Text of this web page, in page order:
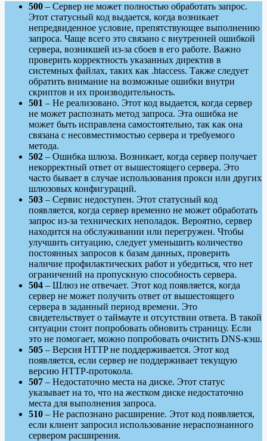
500 – Сервер не может полностью обработать запрос.
Этот статусный код выдается, когда возникает
непредвиденное условие, препятствующее выполнению
запроса. Чаще всего это связано с внутренней ошибкой
сервера, возникшей из-за сбоев в его работе. Важно
проверить корректность указанных директив в
системных файлах, таких как .htaccess. Также следует
обратить внимание на возможные ошибки внутри
скриптов и их производительность.
501 – Не реализовано. Этот код выдается, когда сервер
не может распознать метод запроса. Эта ошибка не
может быть исправлена самостоятельно, так как она
связана с несовместимостью сервера и требуемого
метода.
502 – Ошибка шлюза. Возникает, когда сервер получает
некорректный ответ от вышестоящего сервера. Это
часто бывает в случае использования прокси или других
шлюзовых конфигураций.
503 – Сервис недоступен. Этот статусный код
появляется, когда сервер временно не может обработать
запрос из-за технических неполадок. Вероятно, сервер
находится на обслуживании или перегружен. Чтобы
улучшить ситуацию, следует уменьшить количество
постоянных запросов к базам данных, проверить
наличие профилактических работ и убедиться, что нет
ограничений на пропускную способность сервера.
504 – Шлюз не отвечает. Этот код появляется, когда
сервер не может получить ответ от вышестоящего
сервера в заданный период времени. Это
свидетельствует о таймауте и отсутствии ответа. В такой
ситуации стоит попробовать обновить страницу. Если
это не помогает, можно попробовать очистить DNS-кэш.
505 – Версия HTTP не поддерживается. Этот код
появляется, если сервер не поддерживает текущую
версию HTTP-протокола.
507 – Недостаточно места на диске. Этот статус
указывает на то, что на жестком диске недостаточно
места для выполнения запроса.
510 – Не распознано расширение. Этот код появляется,
если клиент запросил использование нераспознанного
сервером расширения.